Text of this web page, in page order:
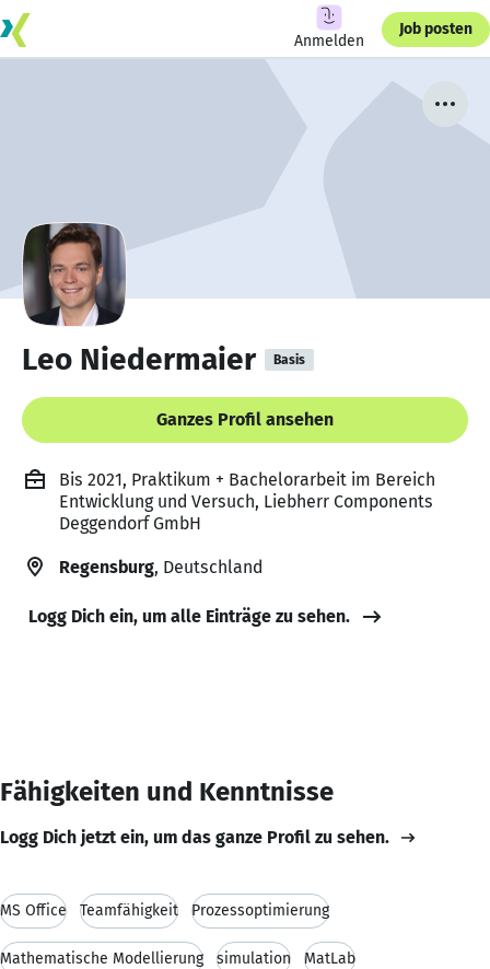
Anmelden
Job posten
Leo Niedermaier Basis
Ganzes Profil ansehen
Bis 2021, Praktikum + Bachelorarbeit im Bereich
Entwicklung und Versuch, Liebherr Components
Deggendorf GmbH
Regensburg, Deutschland
Logg Dich ein, um alle Einträge zu sehen.
Fähigkeiten und Kenntnisse
Logg Dich jetzt ein, um das ganze Profil zu sehen.
MS Office Teamfähigkeit Prozessoptimierung
Mathematische Modellierung simulation MatLab